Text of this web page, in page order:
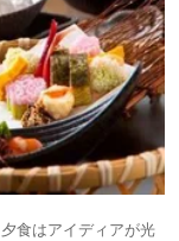
食はアイディアが光